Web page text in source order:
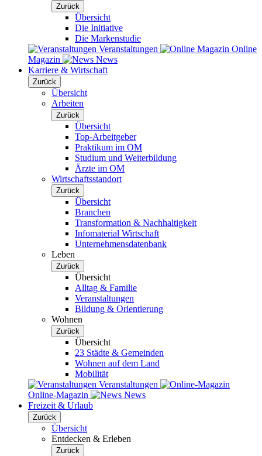
Zurück
Übersicht
Die Initiative
Die Markenstudie
Veranstaltungen
Online
Magazin
News
Karriere & Wirtschaft
Zurück
Übersicht
Arbeiten
Zurück
Übersicht
Top-Arbeitgeber
Praktikum im OM
Studium und Weiterbildung
Ärzte im OM
Wirtschaftsstandort
Zurück
Übersicht
Branchen
Transformation & Nachhaltigkeit
Infomaterial Wirtschaft
Unternehmensdatenbank
Leben
Zurück
Übersicht
Alltag & Familie
Veranstaltungen
Bildung & Orientierung
Wohnen
Zurück
Übersicht
23 Städte & Gemeinden
Wohnen auf dem Land
Mobilität
Veranstaltungen
Online-Magazin
News
Freizeit & Urlaub
Zurück
Übersicht
Entdecken & Erleben
Zurück